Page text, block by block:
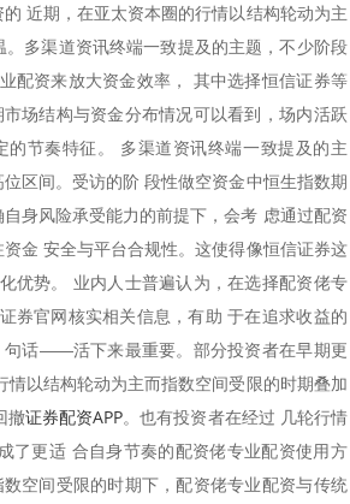
近期，在亚太资本圈的行情以结构轮动为主
多渠道资讯终端一致提及的主题，不少阶段
配资来放大资金效率， 其中选择恒信证券等
场结构与资金分布情况可以看到，场内活跃
节奏特征。 多渠道资讯终端一致提及的主
区间。受访的阶 段性做空资金中恒生指数期
身风险承受能力的前提下，会考 虑通过配资
金 安全与平台合规性。这使得像恒信证券这
优势。 业内人士普遍认为，在选择配资佬专
券官网核实相关信息，有助 于在追求收益的
句话——活下来最重要。部分投资者在早期更
以结构轮动为主而指数空间受限的时期叠加
撤证券配资APP。也有投资者在经过 几轮行情
了更适 合自身节奏的配资佬专业配资使用方
空间受限的时期下，配资佬专业配资与传统